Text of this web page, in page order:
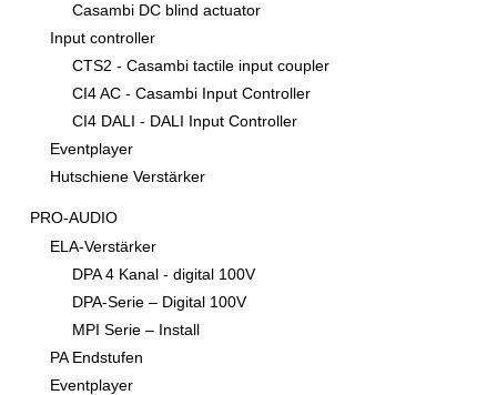
Casambi DC blind actuator
Input controller
CTS2 - Casambi tactile input coupler
CI4 AC - Casambi Input Controller
CI4 DALI - DALI Input Controller
Eventplayer
Hutschiene Verstärker
PRO-AUDIO
ELA-Verstärker
DPA 4 Kanal - digital 100V
DPA-Serie – Digital 100V
MPI Serie – Install
PA Endstufen
Eventplayer